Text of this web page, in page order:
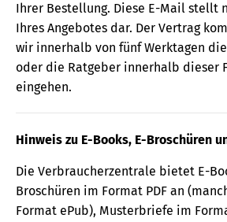
Ihrer Bestellung. Diese E-Mail stellt
Ihres Angebotes dar. Der Vertrag
wir innerhalb von fünf Werktagen
oder die Ratgeber innerhalb dieser
eingehen.
Hinweis zu E-Books, E-Broschüren
Die Verbraucherzentrale bietet E-
Broschüren im Format PDF an
Format ePub), Musterbriefe im